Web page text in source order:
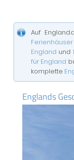
Auf
England und
für England
komplette
Englands